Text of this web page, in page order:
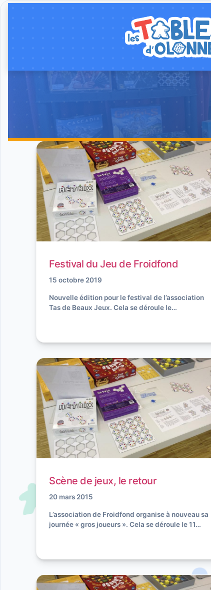
Festival du Jeu de Froidfond
15 octobre 2019
Nouvelle édition pour le festival de l’association
Tas de Beaux Jeux. Cela se déroule le…
Scène de jeux, le retour
20 mars 2015
L’association de Froidfond organise à nouveau sa
journée « gros joueurs ». Cela se déroule le 11…